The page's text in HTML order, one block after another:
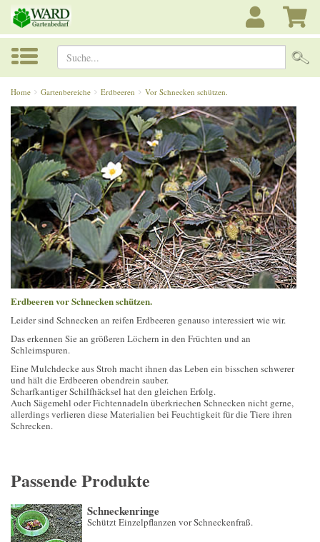
Suche...
Home Gartenbereiche Erdbeeren Vor Schnecken schützen.
Erdbeeren vor Schnecken schützen.
Leider sind Schnecken an reifen Erdbeeren genauso interessiert wie wir.
Das erkennen Sie an größeren Löchern in den Früchten und an
Schleimspuren.
Eine Mulchdecke aus Stroh macht ihnen das Leben ein bisschen schwerer
und hält die Erdbeeren obendrein sauber.
Scharfkantiger Schilfhäcksel hat den gleichen Erfolg.
Auch Sägemehl oder Fichtennadeln überkriechen Schnecken nicht gerne,
allerdings verlieren diese Materialien bei Feuchtigkeit für die Tiere ihren
Schrecken.
Passende Produkte
Schneckenringe
Schützt Einzelpflanzen vor Schneckenfraß.